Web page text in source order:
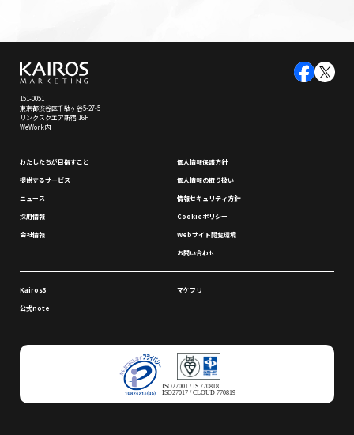
151-0051
東京都渋谷区千駄ヶ谷5-27-5
リンクスクエア新宿 16F
WeWork内
わたしたちが⽬指すこと
提供するサービス
ニュース
採⽤情報
会社情報
個⼈情報保護⽅針
個⼈情報の取り扱い
情報セキュリティ⽅針
Cookieポリシー
Webサイト閲覧環境
お問い合わせ
Kairos3 マケフリ
公式note
ISO27001 / IS 770818
ISO27017 / CLOUD 770819